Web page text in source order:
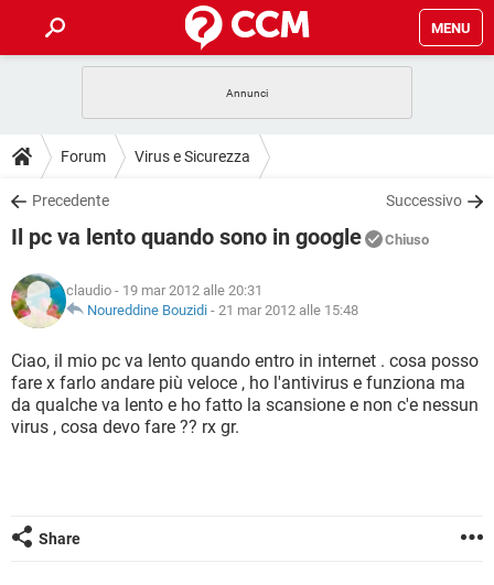
MENU
INTRATTENIMENTO ANDROID
iOS
INSTAGRAM WHATSAPP
TIKTOK
HARDWARE
GUIDE
COVID-19
INSTAGRAM
TIKTOK
HARDWARE
DOWNLOAD
COVID-19 GAMING
INTRATTENIMENTO
iOS WINDOWS 10
INSTAGRAM WHATSAPP
TIKTOK FACEBOOK
HARDWARE
FORUM
COVID-19
INTRATTENIMENTO
iOS WINDOWS 10
INSTAGRAM WHATSAPP
GLOSSARIO
COVID-19 GAMING
INTRATTENIMENTO ANDROID
iOS
HARDWARE
Forum Virus e Sicurezza
Precedente Successivo
Il pc va lento quando sono in google Chiuso
claudio - 19 mar 2012 alle 20:31
Noureddine Bouzidi - 21 mar 2012 alle 15:48
Ciao, il mio pc va lento quando entro in internet . cosa posso
fare x farlo andare più veloce , ho l'antivirus e funziona ma
da qualche va lento e ho fatto la scansione e non c'e nessun
virus , cosa devo fare ?? rx gr.
Share